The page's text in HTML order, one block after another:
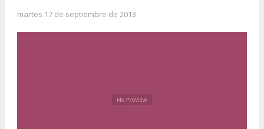
martes 17 de septiembre de 2013